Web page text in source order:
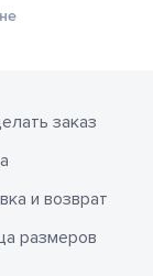
заказ
и возврат
размеров